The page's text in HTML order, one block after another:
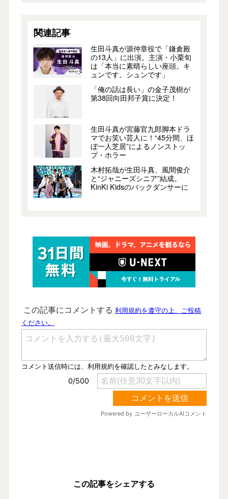
関連記事
生田斗真が源仲章役で「鎌倉殿
の13人」に出演。主演・小栗旬
は「本当に素晴らしい座頭。キ
ュンです。シュンです」
「俺の話は長い」の金子茂樹が
第38回向田邦子賞に決定！
生田斗真が宮藤官九郎脚本ドラ
マでお笑い芸人に！“45分間、ほ
ぼ一人芝居”によるノンストッ
プ・ホラー
木村拓哉が生田斗真、風間俊介
と“ジャニーズシニア”結成。
KinKi Kidsのバックダンサーに
この記事をシェアする